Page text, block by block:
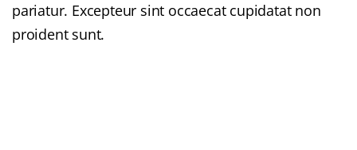
pariatur. Excepteur sint occaecat cupidatat non
proident sunt.